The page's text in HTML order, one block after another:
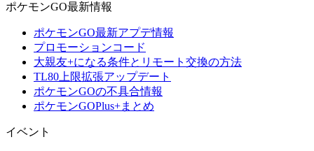
ポケモンGO最新情報
ポケモンGO最新アプデ情報
プロモーションコード
大親友+になる条件とリモート交換の方法
TL80上限拡張アップデート
ポケモンGOの不具合情報
ポケモンGOPlus+まとめ
イベント